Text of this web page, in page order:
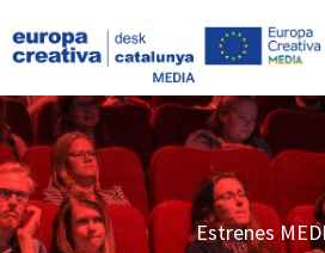
Estrenes